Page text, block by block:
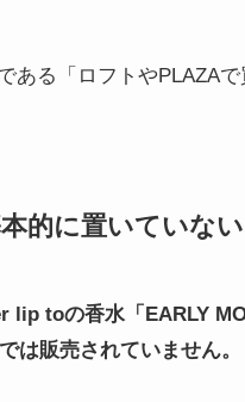
ある「ロフトやPLAZA
的に置いていない
lip toの香水「EARLY
は販売されていません。